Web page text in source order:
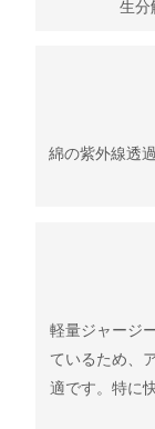
生分
綿の紫外線透
軽量ジャージ
ているため、
適です。特に